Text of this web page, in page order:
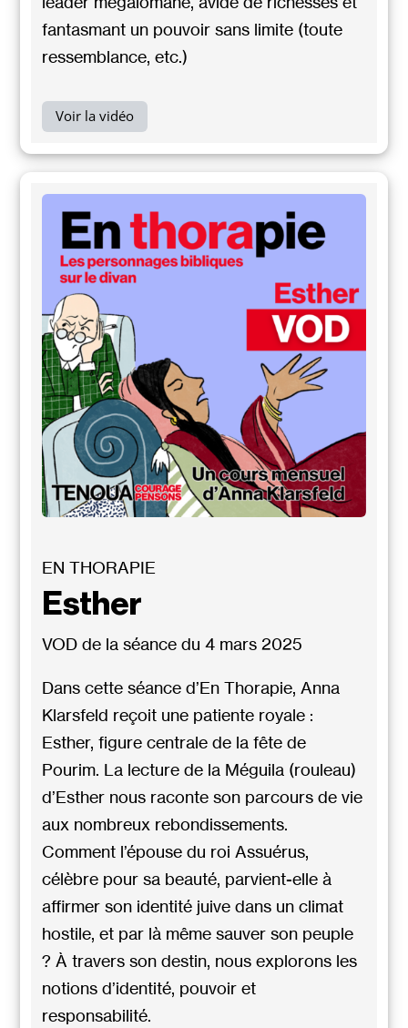
fantasmant un pouvoir sans limite (toute
ressemblance, etc.)
Voir la vidéo
EN THORAPIE
Esther
VOD de la séance du 4 mars 2025
Dans cette séance d’En Thorapie, Anna
Klarsfeld reçoit une patiente royale :
Esther, figure centrale de la fête de
Pourim. La lecture de la Méguila (rouleau)
d’Esther nous raconte son parcours de vie
aux nombreux rebondissements.
Comment l’épouse du roi Assuérus,
célèbre pour sa beauté, parvient-elle à
affirmer son identité juive dans un climat
hostile, et par là même sauver son peuple
? À travers son destin, nous explorons les
notions d’identité, pouvoir et
responsabilité.